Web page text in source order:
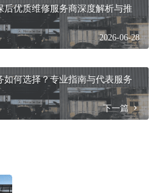
后优质维修服务商深度解析与推
2026-06-28
如何选择？专业指南与代表服务
下一篇